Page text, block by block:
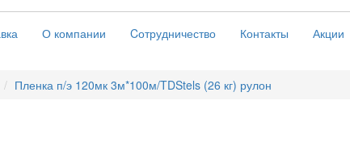
О компании Cотрудничество Контакты Акции
Пленка п/э 120мк 3м*100м/TDStels (26 кг) рулон